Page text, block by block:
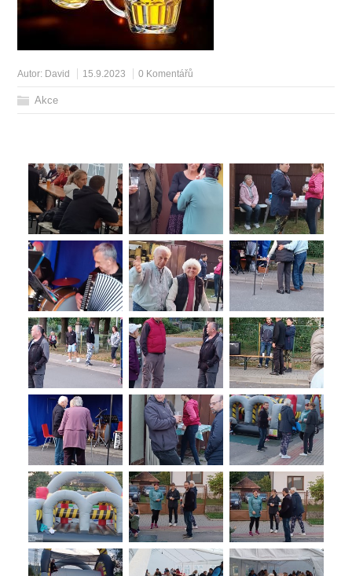
Autor: David 15.9.2023 0 Komentářů
Akce